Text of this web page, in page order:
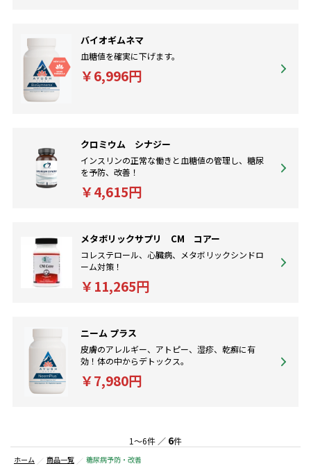
バイオギムネマ
血糖値を確実に下げます。
￥6,996円
クロミウム シナジー
インスリンの正常な働きと血糖値の管理し、糖尿
を予防、改善！
￥4,615円
メタボリックサプリ CM コアー
コレステロール、心臓病、メタボリックシンドロ
ーム対策！
￥11,265円
ニーム プラス
皮膚のアレルギー、アトピー、湿疹、乾癬に有
効！体の中からデトックス。
￥7,980円
1～6件 ／ 6件
ホーム 商品一覧 糖尿病予防・改善